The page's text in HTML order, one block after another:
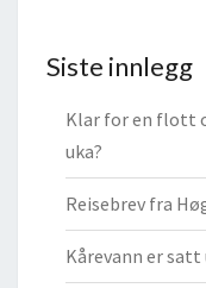
Siste innlegg
Klar for en flott
uka?
Reisebrev fra
Kårevann er